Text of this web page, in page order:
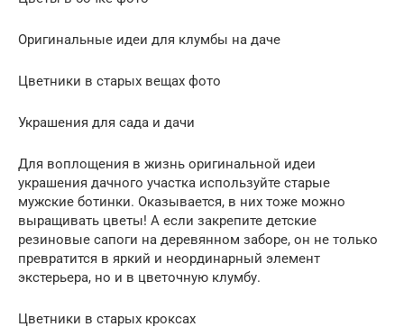
Оригинальные идеи для клумбы на даче
Цветники в старых вещах фото
Украшения для сада и дачи
Для воплощения в жизнь оригинальной идеи
украшения дачного участка используйте старые
мужские ботинки. Оказывается, в них тоже можно
выращивать цветы! А если закрепите детские
резиновые сапоги на деревянном заборе, он не только
превратится в яркий и неординарный элемент
экстерьера, но и в цветочную клумбу.
Цветники в старых кроксах